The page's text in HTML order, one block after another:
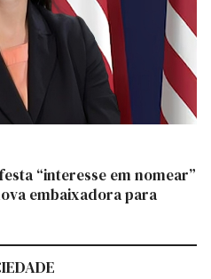
“interesse em nomear”
embaixadora para